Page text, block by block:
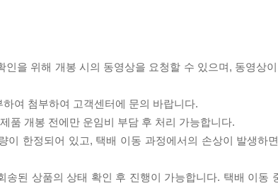
을 위해 개봉 시의 동영상을 요청할 수 있으며, 동영상
여 첨부하여 고객센터에 문의 바랍니다.
품 개봉 전에만 운임비 부담 후 처리 가능합니다.
이 한정되어 있고, 택배 이동 과정에서의 손상이 발생하
송된 상품의 상태 확인 후 진행이 가능합니다. 택배 이동